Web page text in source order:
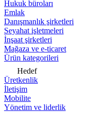
Hukuk büroları
Emlak
Danışmanlık şirketleri
Seyahat işletmeleri
İnşaat şirketleri
Mağaza ve e-ticaret
Ürün kategorileri
Hedef
Üretkenlik
İletişim
Mobilite
Yönetim ve liderlik